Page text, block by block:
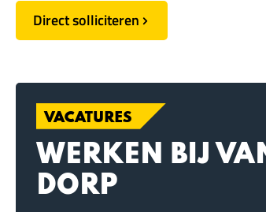
Direct solliciteren
VACATURES
WERKEN BIJ
DORP